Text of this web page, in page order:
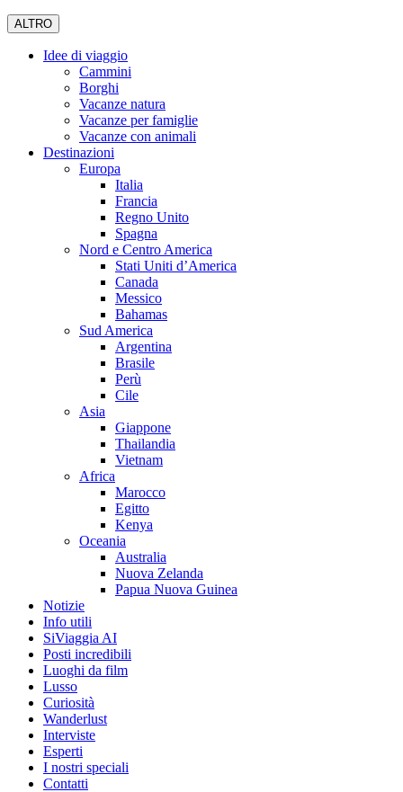
ALTRO
Idee di viaggio
Cammini
Borghi
Vacanze natura
Vacanze per famiglie
Vacanze con animali
Destinazioni
Europa
Italia
Francia
Regno Unito
Spagna
Nord e Centro America
Stati Uniti d’America
Canada
Messico
Bahamas
Sud America
Argentina
Brasile
Perù
Cile
Asia
Giappone
Thailandia
Vietnam
Africa
Marocco
Egitto
Kenya
Oceania
Australia
Nuova Zelanda
Papua Nuova Guinea
Notizie
Info utili
SiViaggia AI
Posti incredibili
Luoghi da film
Lusso
Curiosità
Wanderlust
Interviste
Esperti
I nostri speciali
Contatti